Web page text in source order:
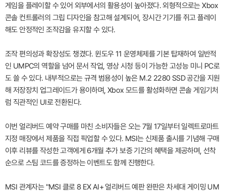
게임을 플레이할 수 있어 외부에서의 활용성이 높아졌다. 외형적으로는 Xbox
콘솔 컨트롤러의 그립 디자인을 참고해 설계되어, 장시간 기기를 쥐고 플레이
해도 안정적인 조작감을 유지할 수 있다.
조작 편의성과 확장성도 챙겼다. 윈도우 11 운영체제를 기본 탑재하여 일반적
인 UMPC의 역할을 넘어 문서 작업, 영상 시청 등이 가능한 고성능 미니 PC로
도 쓸 수 있다. 내부적으로는 규격 범용성이 높은 M.2 2280 SSD 공간을 지원
해 저장장치 업그레이드가 용이하며, Xbox 모드를 활성화하면 콘솔 게임기처
럼 직관적인 UI로 전환된다.
이번 얼리버드 예약 구매를 마친 소비자들은 오는 7월 17일부터 일렉트로마트
지정 매장에서 제품을 직접 픽업할 수 있다. MSI는 신제품 출시를 기념해 구매
이후 리뷰를 작성한 고객에게 6개월 추가 보증 기간의 혜택을 제공하며, 선착
순으로 스팀 코드를 증정하는 이벤트도 함께 진행한다.
MSI 관계자는 "MSI 클로 8 EX AI+ 얼리버드 예판 완판은 차세대 게이밍 UM